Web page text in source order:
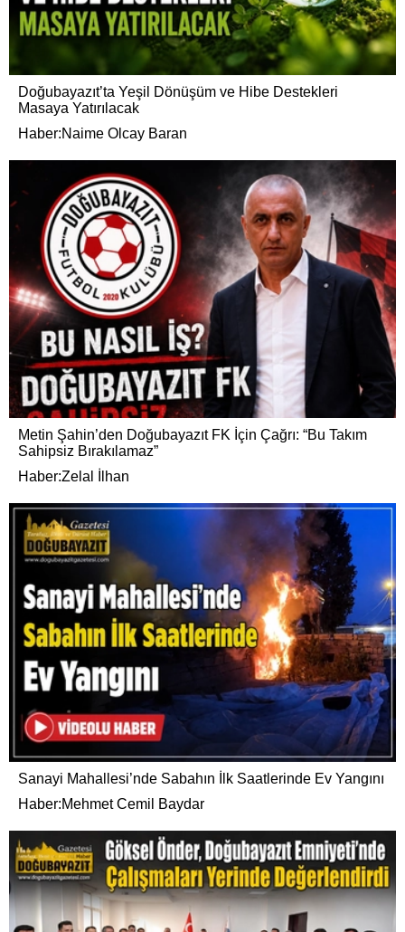
Doğubayazıt’ta Yeşil Dönüşüm ve Hibe Destekleri
Masaya Yatırılacak
Haber:Naime Olcay Baran
Metin Şahin’den Doğubayazıt FK İçin Çağrı: “Bu Takım
Sahipsiz Bırakılamaz”
Haber:Zelal İlhan
Sanayi Mahallesi’nde Sabahın İlk Saatlerinde Ev Yangını
Haber:Mehmet Cemil Baydar